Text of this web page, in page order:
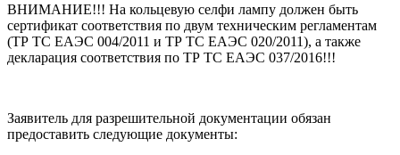
ВНИМАНИЕ!!! На кольцевую селфи лампу должен быть
сертификат соответствия по двум техническим регламентам
(ТР ТС ЕАЭС 004/2011 и ТР ТС ЕАЭС 020/2011), а также
декларация соответствия по ТР ТС ЕАЭС 037/2016!!!
Заявитель для разрешительной документации обязан
предоставить следующие документы: